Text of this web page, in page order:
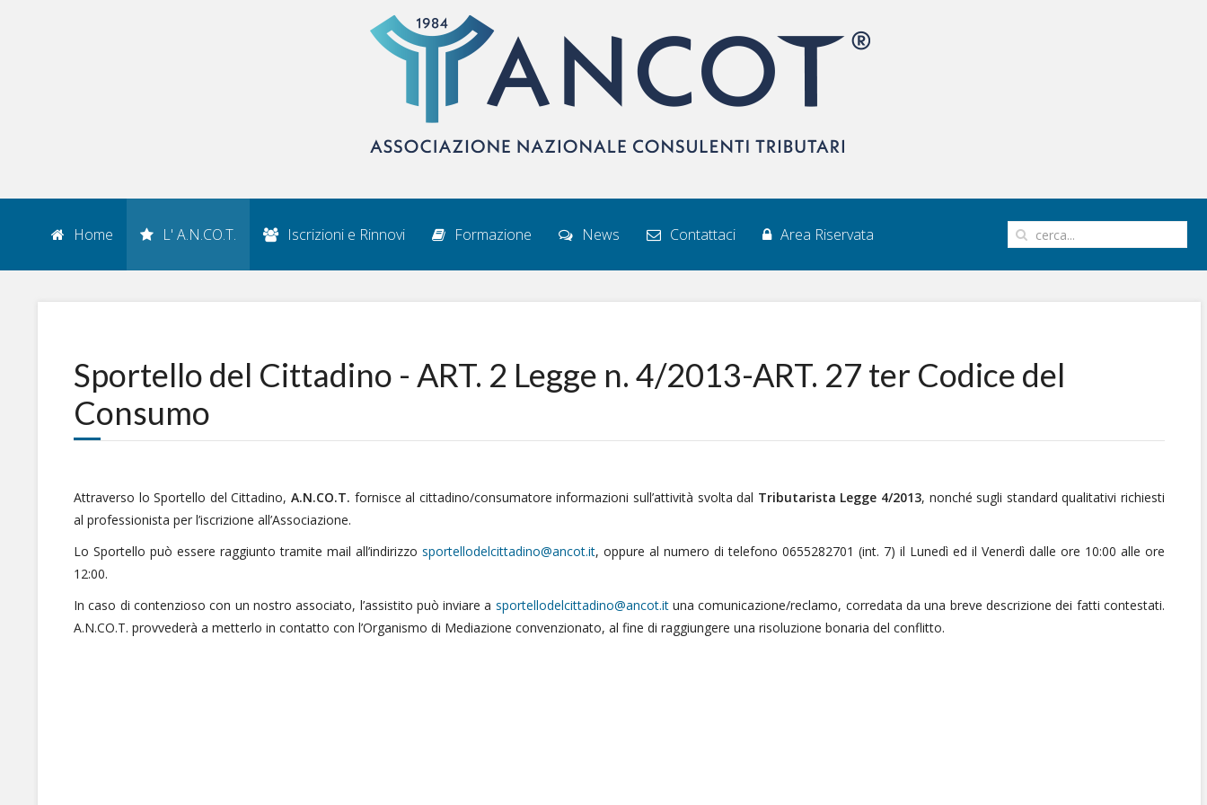
Home L' A.N.CO.T. Iscrizioni e Rinnovi Formazione News Contattaci Area Riservata
Sportello del Cittadino - ART. 2 Legge n. 4/2013-ART. 27 ter Codice del
Consumo
Attraverso lo Sportello del Cittadino, A.N.CO.T. fornisce al cittadino/consumatore informazioni sull’attività svolta dal Tributarista Legge 4/2013, nonché sugli standard qualitativi richiesti
al professionista per l’iscrizione all’Associazione.
Lo Sportello può essere raggiunto tramite mail all’indirizzo
, oppure al numero di telefono 0655282701 (int. 7) il Lunedì ed il Venerdì dalle ore 10:00 alle ore
12:00.
In caso di contenzioso con un nostro associato, l’assistito può inviare a
una comunicazione/reclamo, corredata da una breve descrizione dei fatti contestati.
A.N.CO.T. provvederà a metterlo in contatto con l’Organismo di Mediazione convenzionato, al fine di raggiungere una risoluzione bonaria del conflitto.